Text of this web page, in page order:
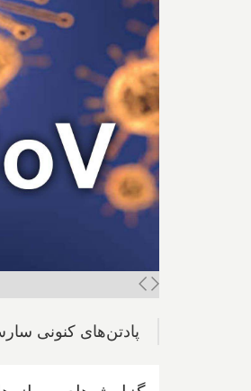
پادتن‌های کنونی سارس-کووید-۲ قادر به